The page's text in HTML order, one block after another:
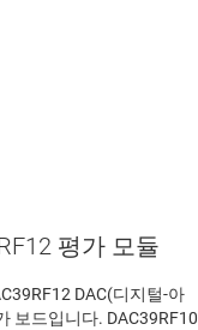
평가 모듈
DAC(디지털-아
보드입니다. DAC39RF10